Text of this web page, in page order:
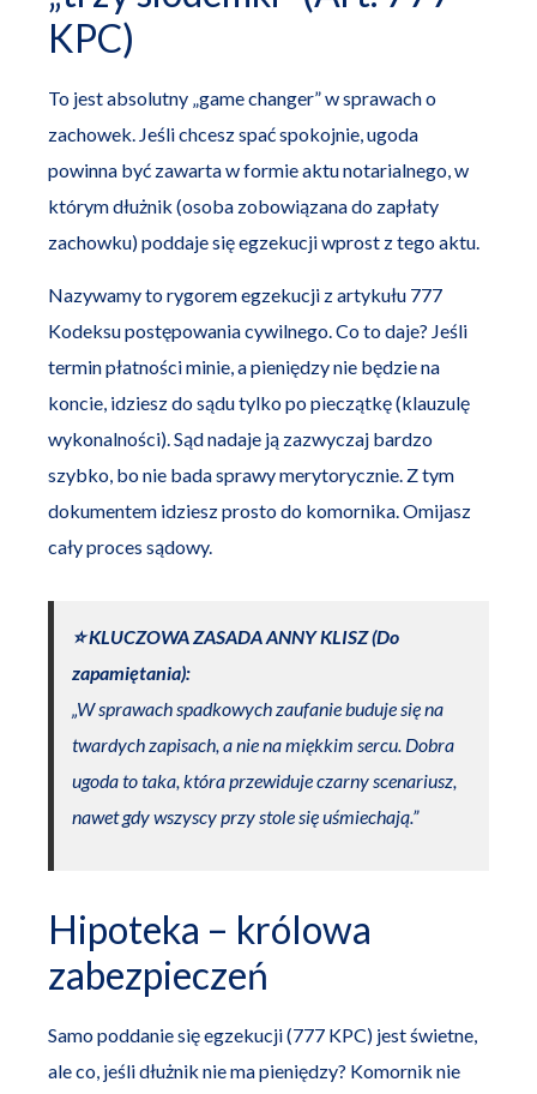
KPC)
To jest absolutny „game changer” w sprawach o
zachowek. Jeśli chcesz spać spokojnie, ugoda
powinna być zawarta w formie aktu notarialnego, w
którym dłużnik (osoba zobowiązana do zapłaty
zachowku) poddaje się egzekucji wprost z tego aktu.
Nazywamy to rygorem egzekucji z artykułu 777
Kodeksu postępowania cywilnego. Co to daje? Jeśli
termin płatności minie, a pieniędzy nie będzie na
koncie, idziesz do sądu tylko po pieczątkę (klauzulę
wykonalności). Sąd nadaje ją zazwyczaj bardzo
szybko, bo nie bada sprawy merytorycznie. Z tym
dokumentem idziesz prosto do komornika. Omijasz
cały proces sądowy.
⭐️ KLUCZOWA ZASADA ANNY KLISZ (Do
zapamiętania):
„W sprawach spadkowych zaufanie buduje się na
twardych zapisach, a nie na miękkim sercu. Dobra
ugoda to taka, która przewiduje czarny scenariusz,
nawet gdy wszyscy przy stole się uśmiechają.”
Hipoteka – królowa
zabezpieczeń
Samo poddanie się egzekucji (777 KPC) jest świetne,
ale co, jeśli dłużnik nie ma pieniędzy? Komornik nie